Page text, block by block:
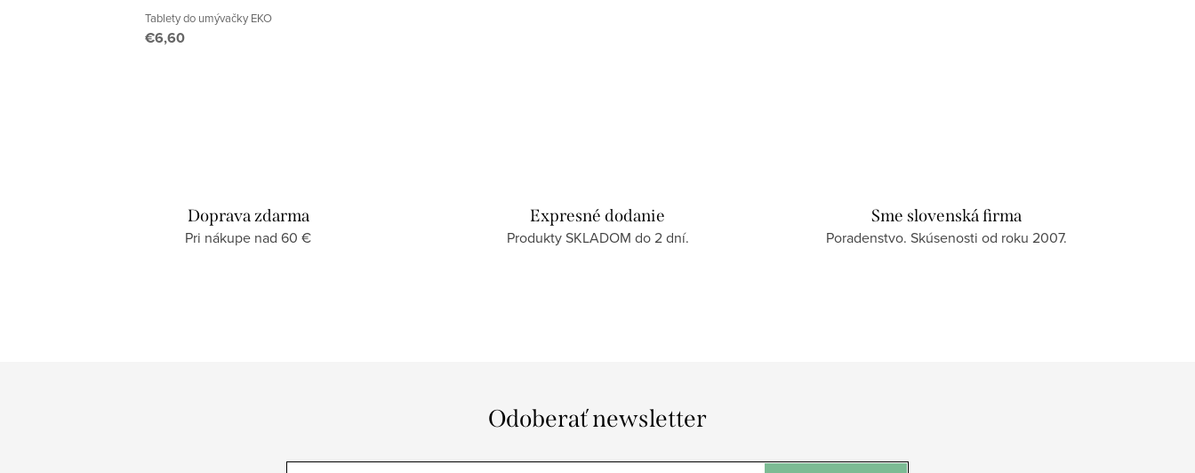
Tablety do umývačky EKO
€6,60
Doprava zdarma
Pri nákupe nad 60 €
Expresné dodanie
Produkty SKLADOM do 2 dní.
Sme slovenská firma
Poradenstvo. Skúsenosti od roku 2007.
Odoberať newsletter